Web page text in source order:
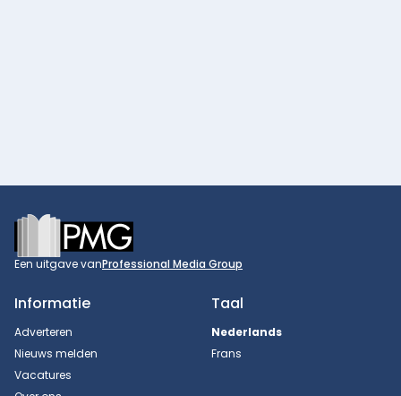
Footer
Een uitgave vanProfessional Media Group
Informatie
Adverteren
Nieuws melden
Vacatures
Taal
Nederlands
Frans